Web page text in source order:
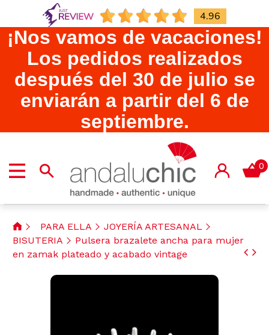
4.96
¡Nos vamos de vacaciones!
Los pedidos realizados
después del 30 de julio se
enviarán a partir del 6 de
septiembre.
0
PARA ELLA
JOYERÍA ARTESANAL
BISUTERIA
Pulsera brazalete ancha para mujer
en zamak plateado y acabado vintage